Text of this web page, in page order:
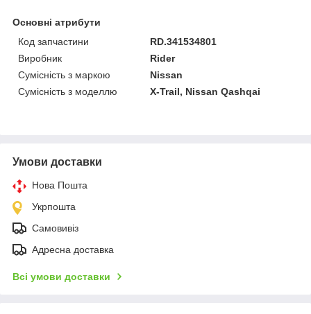
Основні атрибути
Код запчастини
RD.341534801
Виробник
Rider
Сумісність з маркою
Nissan
Сумісність з моделлю
X-Trail, Nissan Qashqai
Умови доставки
Нова Пошта
Укрпошта
Самовивіз
Адресна доставка
Всі умови доставки